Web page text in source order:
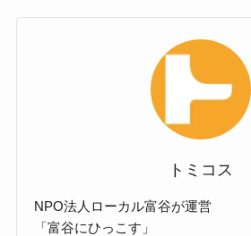
トミコス
NPO法人ローカル富谷が運営
「富谷にひっこす」